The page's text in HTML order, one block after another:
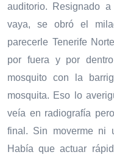
auditorio. Resignado
vaya, se obró el
parecerle Tenerife
por fuera y por
mosquito con la
mosquita. Eso lo
veía en radiografía
final. Sin moverme ni
Había que actuar